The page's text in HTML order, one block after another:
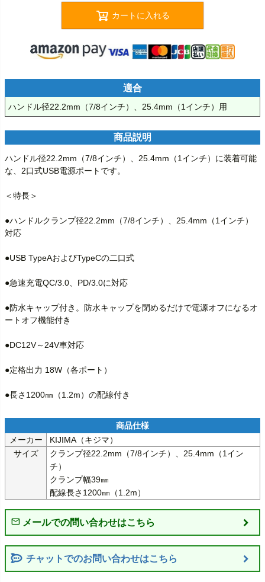
カートに入れる
適合
ハンドル径22.2mm（7/8インチ）、25.4mm（1インチ）用
商品説明
ハンドル径22.2mm（7/8インチ）、25.4mm（1インチ）に装着可能
な、2口式USB電源ポートです。
＜特長＞
●ハンドルクランプ径22.2mm（7/8インチ）、25.4mm（1インチ）
対応
●USB TypeAおよびTypeCの二口式
●急速充電QC/3.0、PD/3.0に対応
●防水キャップ付き。防水キャップを閉めるだけで電源オフになるオ
ートオフ機能付き
●DC12V～24V車対応
●定格出力 18W（各ポート）
●長さ1200㎜（1.2m）の配線付き
メーカー
KIJIMA（キジマ）
サイズ
クランプ径22.2mm（7/8インチ）、25.4mm（1イン
チ）
クランプ幅39㎜
配線長さ1200㎜（1.2m）
チャットでのお問い合わせはこちら